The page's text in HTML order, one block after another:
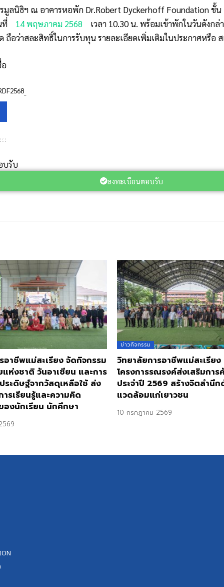
มูลนิธิฯ ณ อาคารหอพัก Dr.Robert Dyckerhoff Foundationชั้น
ที่
14 พฤษภาคม 2568
เวลา 10.30 น. พร้อมเข้าพักในวันดังกล่
ถือว่าสละสิทธิ์ในการรับทุน รายละเอียดเพิ่มเติมในประกาศหรือ
อ
บรับ
ลงทะเบียนตอบรับ
อาชีพแม่สะเรียง จัดกิจกรรม
แห่งชาติ วันอาเซียน และการ
ระดิษฐ์จากวัสดุเหลือใช้ ส่ง
ารเรียนรู้และความคิด
องนักเรียน นักศึกษา
ข่าวกิจกรรม
วิทยาลัยการอาชีพแม่สะเรีย
โครงการรณรงค์ส่งเสริมกา
ประจำปี 2569 สร้างจิตสำนึ
แวดล้อมแก่เยาวชน
10 กรกฎาคม 2569